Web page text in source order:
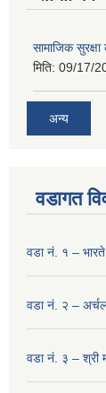
सामाजिक
मिति: 09/17/
अन्य
वडागत
वडा नं. १ – भारते
वडा नं. २ –
वडा नं. ३ – श्री